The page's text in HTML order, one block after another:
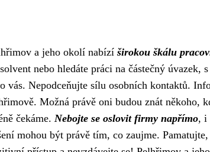
a jeho okolí nabízí širokou škálu
nebo hledáte práci na částečný úvazek,
vás. Nepodceňujte sílu osobních kontaktů.
Možná právě oni budou znát někoho,
čekáme. Nebojte se oslovit firmy napřímo, i
mohou být právě tím, co zaujme.